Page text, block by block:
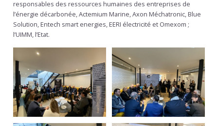
responsables des ressources humaines des entreprises de
l’énergie décarbonée, Actemium Marine, Axon Méchatronic, Blue
Solution, Entech smart energies, EERI électricité et Omexom ;
l’UIMM, l’Etat.